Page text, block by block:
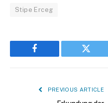
Stipe Erceg
Facebook
PREVIOUS ARTICLE